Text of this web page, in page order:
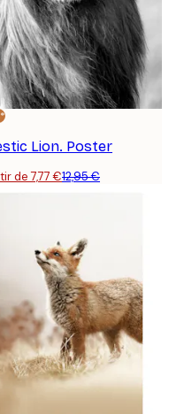
Lion. Poster
de 7,77 €12,95 €